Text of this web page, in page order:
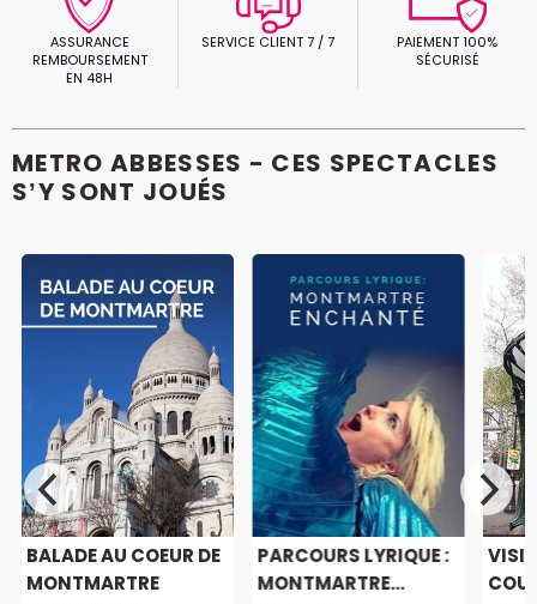
ASSURANCE
REMBOURSEMENT
EN 48H
SERVICE CLIENT 7 / 7
PAIEMENT 100%
SÉCURISÉ
METRO ABBESSES - CES SPECTACLES
S’Y SONT JOUÉS
BALADE AU COEUR DE
MONTMARTRE
PARCOURS LYRIQUE :
MONTMARTRE...